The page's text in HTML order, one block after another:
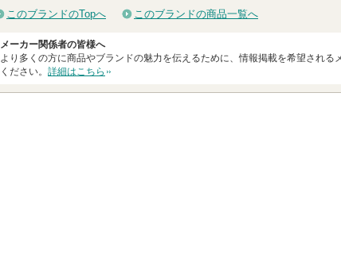
このブランドのTopへ このブランドの商品一覧へ
メーカー関係者の皆様へ
より多くの方に商品やブランドの魅力を伝えるために、情報掲載を希望される
ください。 詳細はこちら